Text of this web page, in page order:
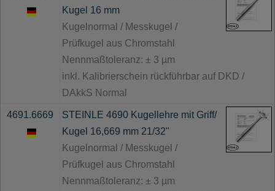
Kugel 16 mm
Kugelnormal / Messkugel /
Prüfkugel aus Chromstahl
Nennmaßtoleranz: ± 3 µm
inkl. Kalibrierschein rückführbar auf DKD /
DAkkS Normal
4691.6669
STEINLE 4690 Kugellehre mit Griff/
Kugel 16,669 mm 21/32"
Kugelnormal / Messkugel /
Prüfkugel aus Chromstahl
Nennmaßtoleranz: ± 3 µm